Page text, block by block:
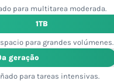
para multitarea moderada.
1TB
para grandes volúmenes.
geração
para tareas intensivas.